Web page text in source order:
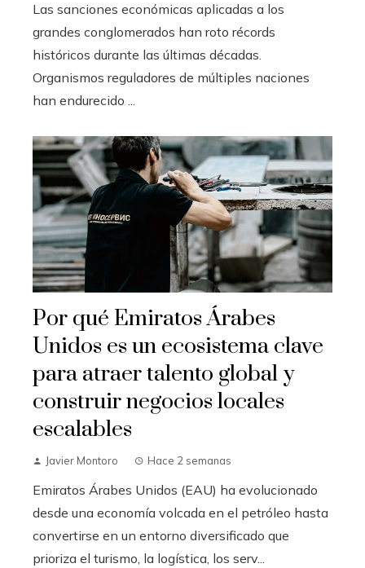
Las sanciones económicas aplicadas a los
grandes conglomerados han roto récords
históricos durante las últimas décadas.
Organismos reguladores de múltiples naciones
han endurecido ...
Por qué Emiratos Árabes
Unidos es un ecosistema clave
para atraer talento global y
construir negocios locales
escalables
Javier Montoro Hace 2 semanas
Emiratos Árabes Unidos (EAU) ha evolucionado
desde una economía volcada en el petróleo hasta
convertirse en un entorno diversificado que
prioriza el turismo, la logística, los serv...